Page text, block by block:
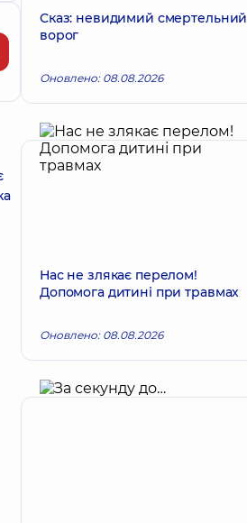
Сказ: невидимий смертельний
ворог
Оновлено: 08.08.2026
Нас не злякає перелом!
Допомога дитині при травмах
Оновлено: 08.08.2026